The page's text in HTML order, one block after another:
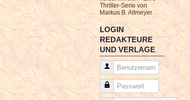
Thriller-Serie von
Markus B. Altmeyer
LOGIN
REDAKTEURE
UND VERLAGE
Benutzername
Passwort